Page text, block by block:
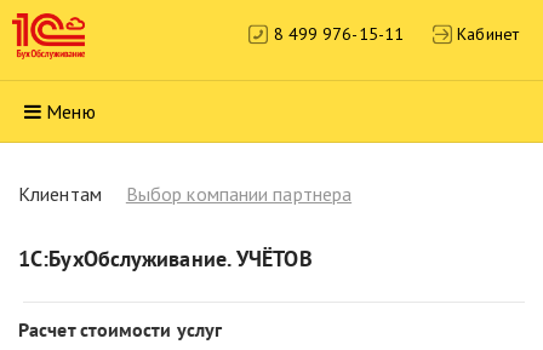
8 499 976-15-11 Кабинет
Меню
Клиентам Выбор компании партнера
1С:БухОбслуживание. УЧЁТОВ
Расчет стоимости услуг